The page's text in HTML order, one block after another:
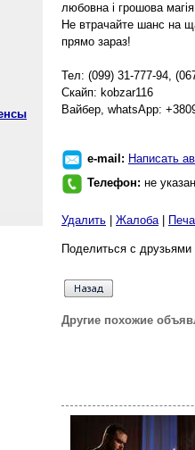
любовна і грошова
Не втрачайте шанс на
прямо зараз!
Тел: (099) 31-777-94,
Скайп: kobzar116
Вайбер, whatsApp:
e-mail: Написать
Телефон: не указан
Удалить Жалоба|
Поделиться с
Другие похожие